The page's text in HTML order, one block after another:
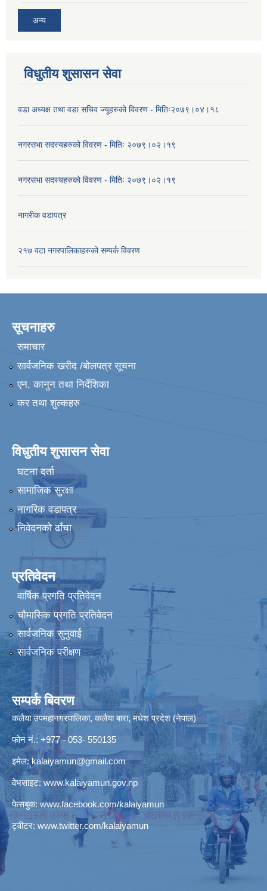
अन्य
विधुतीय शुसासन सेवा
वडा अध्यक्ष तथा वडा सचिव ज्यूहरुको विवरण - मितिः२०७९।०४।१८
नगरसभा सदस्यहरुको विवरण - मितिः २०७९।०२।१९
नगरसभा सदस्यहरुको विवरण - मितिः २०७९।०२।१९
नागरीक वडापत्र
२१७ वटा नगरपालिकाहरुको सम्पर्क विवरण
सूचनाहरु
समाचार
सार्वजनिक खरीद /बोलपत्र सूचना
एन, कानुन तथा निर्देशिका
कर तथा शुल्कहरु
विधुतीय शुसासन सेवा
घटना दर्ता
सामाजिक सुरक्षा
नागरिक वडापत्र
निवेदनको ढाँचा
प्रतिवेदन
वार्षिक प्रगति प्रतिवेदन
चौमासिक प्रगति प्रतिवेदन
सार्वजनिक सुनुवाई
सार्वजनिक परीक्षण
सम्पर्क बिवरण
कलैया उपमहानगरपालिका, कलैया बारा, मधेश प्रदेश (नेपाल)
फोन नं.: +977 - 053- 550135
इमेल:kalaiyamun@gmail.com
वेभसाइट: www.kalaiyamun.gov.np
फेसबुक: www.facebook.com/kalaiyamun
ट्वीटर: www.twitter.com/kalaiyamun